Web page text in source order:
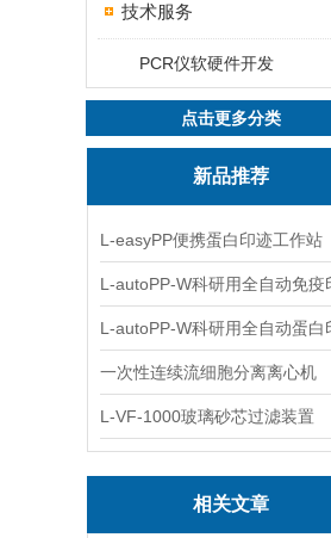
技术服务
PCR仪软硬件开发
点击更多分类
新品推荐
L-easyPP便携蛋白印迹工作站
一次性连续流细胞分离离心机
L-VF-1000玻璃砂芯过滤装置
相关文章